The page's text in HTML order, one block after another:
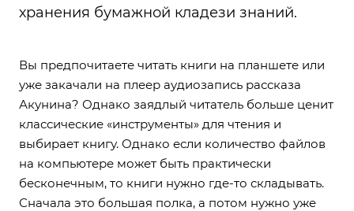
хранения бумажной кладези знаний.
Вы предпочитаете читать книги на планшете или
уже закачали на плеер аудиозапись рассказа
Акунина? Однако заядлый читатель больше ценит
классические «инструменты» для чтения и
выбирает книгу. Однако если количество файлов
на компьютере может быть практически
бесконечным, то книги нужно где-то складывать.
Сначала это большая полка, а потом нужно уже